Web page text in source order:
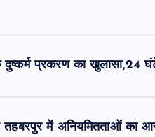
प्रकरण का खुलासा,24
तहबरपुर में अनियमितताओं का